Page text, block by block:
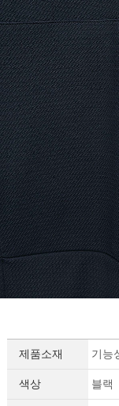
제품소재 기능
색상 블랙